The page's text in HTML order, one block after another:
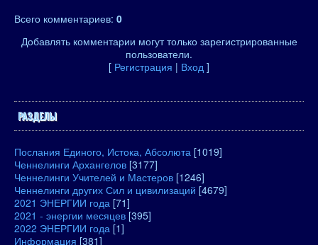
Всего комментариев: 0
Добавлять комментарии могут только зарегистрированные
пользователи.
[ Регистрация | Вход ]
РАЗДЕЛЫ
Послания Единого, Истока, Абсолюта [1019]
Ченнелинги Архангелов [3177]
Ченнелинги Учителей и Мастеров [1246]
Ченнелинги других Сил и цивилизаций [4679]
2021 ЭНЕРГИИ года [71]
2021 - энергии месяцев [395]
2022 ЭНЕРГИИ года [1]
Информация [381]